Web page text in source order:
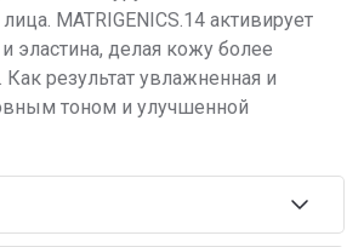
MATRIGENICS.14 активирует
эластина, делая кожу более
Как результат увлажненная и
тоном и улучшенной